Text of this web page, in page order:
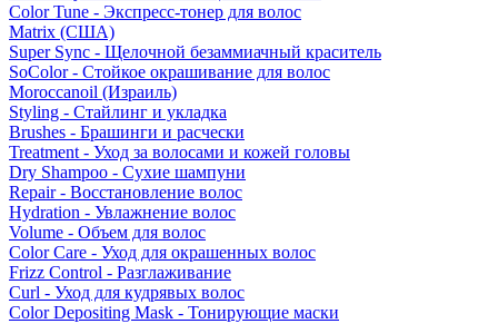
Color Tune - Экспресс-тонер для волос
Matrix (США)
Super Sync - Щелочной безаммиачный краситель
SoColor - Стойкое окрашивание для волос
Moroccanoil (Израиль)
Styling - Стайлинг и укладка
Brushes - Брашинги и расчески
Treatment - Уход за волосами и кожей головы
Dry Shampoo - Сухие шампуни
Repair - Восстановление волос
Hydration - Увлажнение волос
Volume - Объем для волос
Color Care - Уход для окрашенных волос
Frizz Control - Разглаживание
Curl - Уход для кудрявых волос
Color Depositing Mask - Тонирующие маски